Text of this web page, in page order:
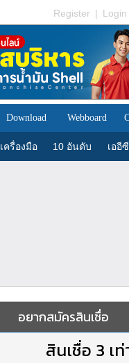
Register | Login
Download Webboard
เครื่องมือ 10 อันดับ เออีซี
อยากสมัครสินเชื่อ
สินเชื่อ 3 เ